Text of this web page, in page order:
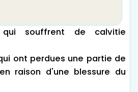
qui souffrent de calvitie
ont perdues une partie de
raison d'une blessure du